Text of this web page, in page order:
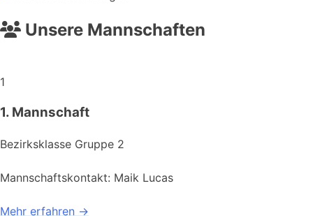
Unsere Mannschaften
1
1. Mannschaft
Bezirksklasse Gruppe 2
Mannschaftskontakt: Maik Lucas
Mehr erfahren →